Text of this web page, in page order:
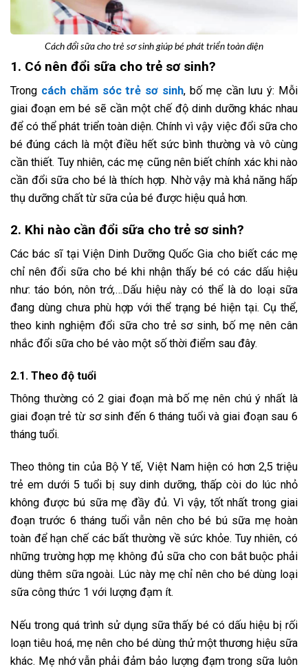
Cách đổi sữa cho trẻ sơ sinh giúp bé phát triển toàn diện
1. Có nên đổi sữa cho trẻ sơ sinh?
Trong cách chăm sóc trẻ sơ sinh, bố mẹ cần lưu ý: Mỗi
giai đoạn em bé sẽ cần một chế độ dinh dưỡng khác nhau
để có thể phát triển toàn diện. Chính vì vậy việc đổi sữa cho
bé đúng cách là một điều hết sức bình thường và vô cùng
cần thiết. Tuy nhiên, các mẹ cũng nên biết chính xác khi nào
cần đổi sữa cho bé là thích hợp. Nhờ vậy mà khả năng hấp
thụ dưỡng chất từ sữa của bé được hiệu quả hơn.
2. Khi nào cần đổi sữa cho trẻ sơ sinh?
Các bác sĩ tại Viện Dinh Dưỡng Quốc Gia cho biết các mẹ
chỉ nên đổi sữa cho bé khi nhận thấy bé có các dấu hiệu
như: táo bón, nôn trớ,…Dấu hiệu này có thể là do loại sữa
đang dùng chưa phù hợp với thể trạng bé hiện tại. Cụ thể,
theo kinh nghiệm đổi sữa cho trẻ sơ sinh, bố mẹ nên cân
nhắc đổi sữa cho bé vào một số thời điểm sau đây.
2.1. Theo độ tuổi
Thông thường có 2 giai đoạn mà bố mẹ nên chú ý nhất là
giai đoạn trẻ từ sơ sinh đến 6 tháng tuổi và giai đoạn sau 6
tháng tuổi.
Theo thông tin của Bộ Y tế, Việt Nam hiện có hơn 2,5 triệu
trẻ em dưới 5 tuổi bị suy dinh dưỡng, thấp còi do lúc nhỏ
không được bú sữa mẹ đầy đủ. Vì vậy, tốt nhất trong giai
đoạn trước 6 tháng tuổi vẫn nên cho bé bú sữa mẹ hoàn
toàn để hạn chế các bất thường về sức khỏe. Tuy nhiên, có
những trường hợp mẹ không đủ sữa cho con bắt buộc phải
dùng thêm sữa ngoài. Lúc này mẹ chỉ nên cho bé dùng loại
sữa công thức 1 với lượng đạm ít.
Nếu trong quá trình sử dụng sữa thấy bé có dấu hiệu bị rối
loạn tiêu hoá, mẹ nên cho bé dùng thử một thương hiệu sữa
khác. Mẹ nhớ vẫn phải đảm bảo lượng đạm trong sữa luôn